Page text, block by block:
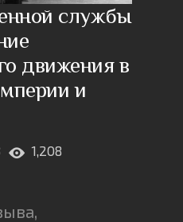
службы
движения в
и
1,208